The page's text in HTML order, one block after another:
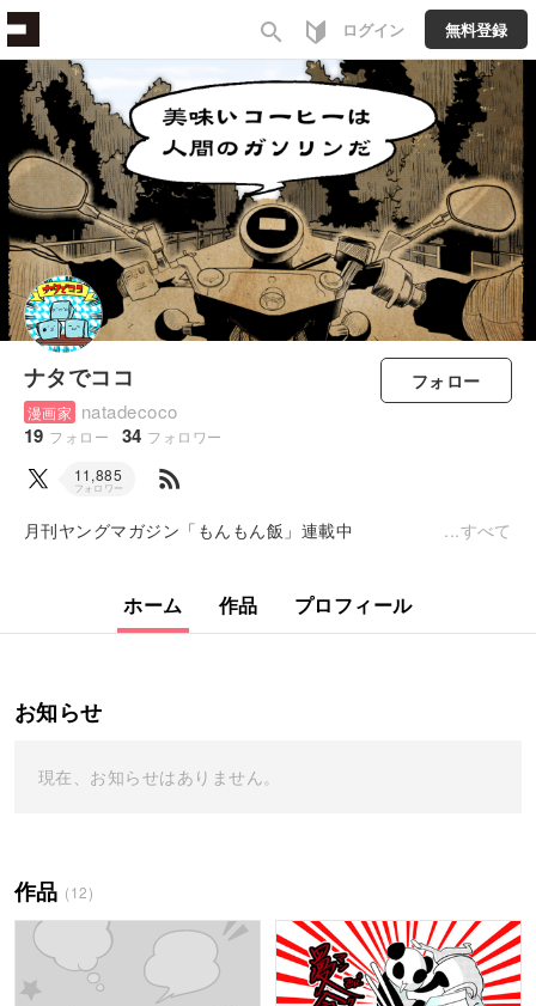
search ログイン 無料登録
ナタでココ
漫画家 natadecoco
19 フォロー 34 フォロワー
フォロー
11,885
フォロワー rss_feed
月刊ヤングマガジン「もんもん飯」連載中 すべて
ホーム 作品 プロフィール
お知らせ
現在、お知らせはありません。
作品 (12)